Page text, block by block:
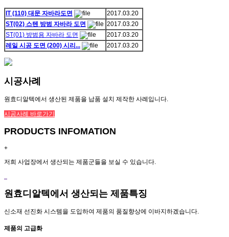
IT (110) 대문 자바라도면
2017.03.20
ST(02) 스텐 방범 자바라 도면
2017.03.20
ST(01) 방범용 자바라 도면
2017.03.20
레일 시공 도면 (200) 시리...
2017.03.20
시공사례
원효디알텍에서 생산된 제품을 납품 설치 제작한 사례입니다.
시공사례 바로가기
PRODUCTS INFOMATION
+
저희 사업장에서 생산되는 제품군들을 보실 수 있습니다.
원효디알텍에서 생산되는 제품특징
신소재 선진화 시스템을 도입하여 제품의 품질향상에 이바지하겠습니다.
제품의 고급화